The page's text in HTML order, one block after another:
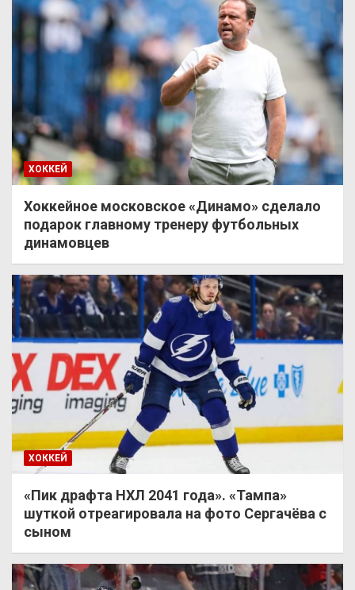
ХОККЕЙ
Хоккейное московское «Динамо» сделало
подарок главному тренеру футбольных
динамовцев
ХОККЕЙ
«Пик драфта НХЛ 2041 года». «Тампа»
шуткой отреагировала на фото Сергачёва с
сыном